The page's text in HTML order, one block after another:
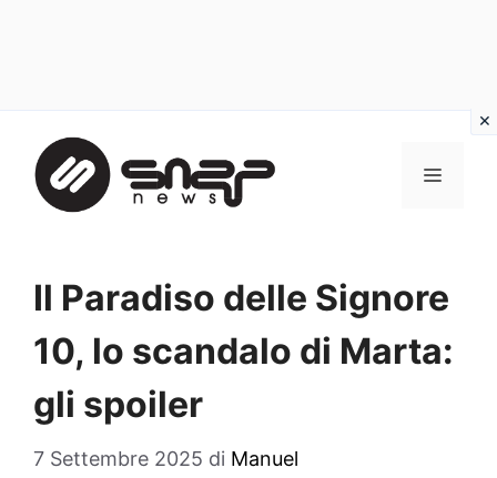
contenuto
MENU
Il Paradiso delle Signore
10, lo scandalo di Marta:
gli spoiler
7 Settembre 2025 di Manuel